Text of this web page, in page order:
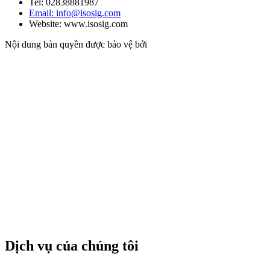
Email: info@isosig.com
Website: www.isosig.com
Nội dung bản quyền được bảo vệ bởi
Dịch vụ của chúng tôi